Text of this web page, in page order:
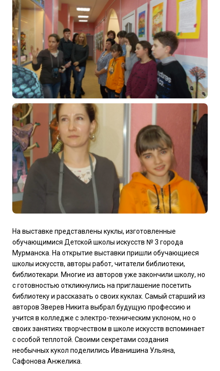
На выставке представлены куклы, изготовленные
обучающимися Детской школы искусств № 3 города
Мурманска. На открытие выставки пришли обучающиеся
школы искусств, авторы работ, читатели библиотеки,
библиотекари. Многие из авторов уже закончили школу, но
с готовностью откликнулись на приглашение посетить
библиотеку и рассказать о своих куклах. Самый старший из
авторов Зверев Никита выбрал будущую профессию и
учится в колледже с электро-техническим уклоном, но о
своих занятияхтворчеством в школе искусств вспоминает
с особой теплотой. Своими секретами создания
необычных кукол поделились Иванишина Ульяна,
Сафонова Анжелика.